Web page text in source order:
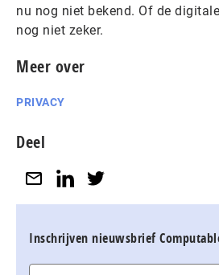
nu nog niet bekend. Of de
nog niet zeker.
Meer over
PRIVACY
Deel
Inschrijven nieuwsbrief